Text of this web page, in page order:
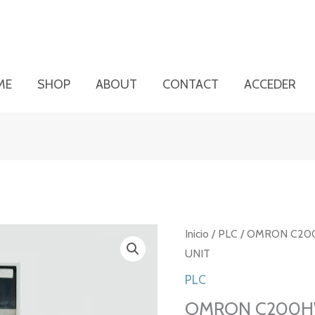
SHOP ABOUT CONTACT ACCEDER
Inicio / PLC / OMRON
UNIT
PLC
OMRON